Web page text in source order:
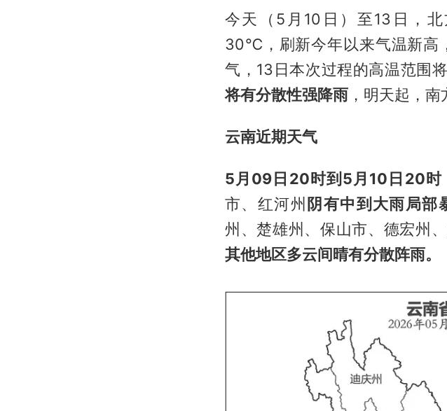
今天（5月10日）至13日，
30℃，刷新今年以来气温新高
气，13日本次过程的高温范围
将有分散性强降雨 ，明天起，
云南近期天气
5月09日20时到5月10日20时
市、红河州 阴有中到大雨局部
州、楚雄州、保山市、德宏州
其他地区多云间晴有分散阵雨。